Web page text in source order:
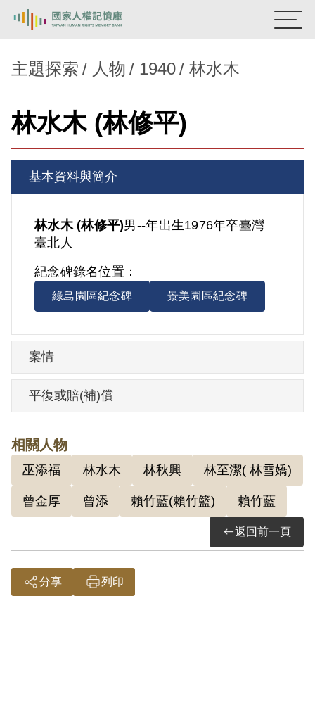
新生訓導處
蛋殼畫 送物單
主題探索
背景知識
關於我們
主題探索 人物 1940 林水木
林水木 (林修平)
基本資料與簡介
林水木 (林修平)男--年出生1976年卒臺灣
臺北人
紀念碑錄名位置：
綠島園區紀念碑 景美園區紀念碑
案情
平復或賠(補)償
相關人物
巫添福 林水木 林秋興 林至潔( 林雪嬌)
曾金厚 曾添 賴竹藍(賴竹籃) 賴竹藍
返回前一頁
分享 列印